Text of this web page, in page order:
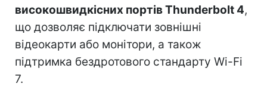
високошвидкісних портів Thunderbolt 4,
що дозволяє підключати зовнішні
відеокарти або монітори, а також
підтримка бездротового стандарту Wi-Fi
7.